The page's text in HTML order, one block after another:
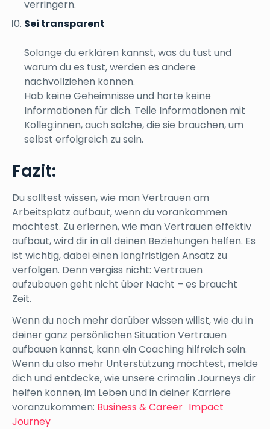
verringern.
Sei transparent
Solange du erklären kannst, was du tust und
warum du es tust, werden es andere
nachvollziehen können.
Hab keine Geheimnisse und horte keine
Informationen für dich. Teile Informationen mit
Kolleg:innen, auch solche, die sie brauchen, um
selbst erfolgreich zu sein.
Fazit:
Du solltest wissen, wie man Vertrauen am
Arbeitsplatz aufbaut, wenn du vorankommen
möchtest. Zu erlernen, wie man Vertrauen effektiv
aufbaut, wird dir in all deinen Beziehungen helfen. Es
ist wichtig, dabei einen langfristigen Ansatz zu
verfolgen. Denn vergiss nicht: Vertrauen
aufzubauen geht nicht über Nacht – es braucht
Zeit.
Wenn du noch mehr darüber wissen willst, wie du in
deiner ganz persönlichen Situation Vertrauen
aufbauen kannst, kann ein Coaching hilfreich sein.
Wenn du also mehr Unterstützung möchtest, melde
dich und entdecke, wie unsere crimalin Journeys dir
helfen können, im Leben und in deiner Karriere
voranzukommen: Business & Career Impact
Journey